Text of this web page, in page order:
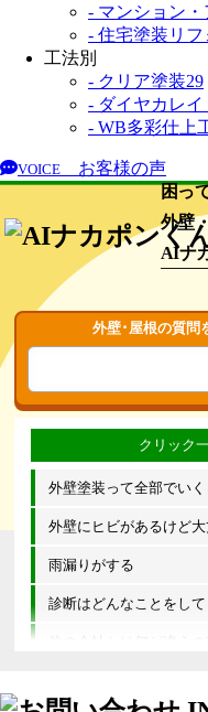
- マンション
- 住宅塗装リフ
工法別
- クリア塗装29
- ダイヤカレ
- WB多彩仕上
VOICE
お客様の声
困っ
外壁
AIナ
外壁･屋根の質問
外壁塗装って全部でい
外壁にヒビがあるけど大
雨漏りがする
診断はどんなことをし
他の会社とは何が違うの?